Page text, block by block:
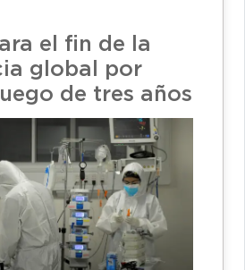
el fin de la
global por
de tres años